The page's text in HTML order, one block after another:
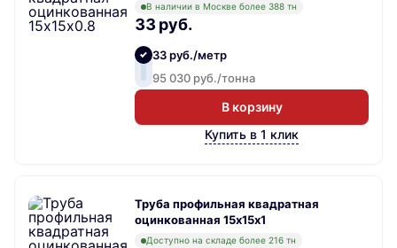
В наличии в Москве более 388 тн
33 руб.
33 руб./метр
95 030 руб./тонна
В корзину
Купить в 1 клик
Труба профильная квадратная
оцинкованная 15х15х1
Доступно на складе более 216 тн